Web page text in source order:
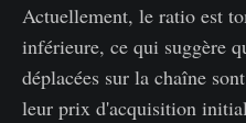
Actuellement, le ratio est
inférieure, ce qui suggère
déplacées sur la chaîne
leur prix d'acquisition